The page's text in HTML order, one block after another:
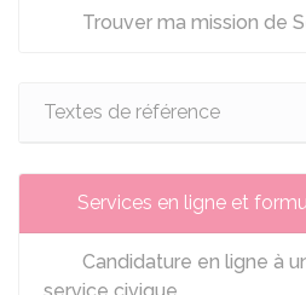
Trouver ma mission de
Textes de référence
Services en ligne et
Candidature en ligne à